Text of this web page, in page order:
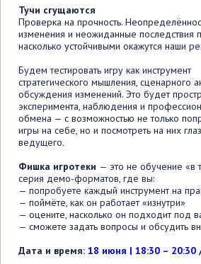
Тучи сгущаются
Проверка на прочность.
изменения и неожиданные последствия
насколько устойчивыми окажутся наши
Будем тестировать игру как инструмент
стратегического мышления, сценарного
обсуждения изменений. Это будет
эксперимента, наблюдения и
обмена — с возможностью не только
игры на себе, но и посмотреть на них
ведущего.
Фишка игротеки — это не обучение «в
серия демо-форматов, где вы:
— попробуете каждый инструмент на
— поймёте, как он работает «изнутри»
— оцените, насколько он подходит под
— сможете задать вопросы и обсудить
Дата и время: 18 июня | 18:30 – 20:30